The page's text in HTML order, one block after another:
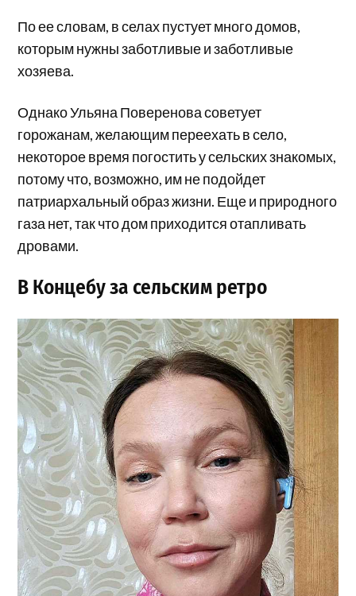
По ее словам, в селах пустует много домов,
которым нужны заботливые и заботливые
хозяева.
Однако Ульяна Поверенова советует
горожанам, желающим переехать в село,
некоторое время погостить у сельских знакомых,
потому что, возможно, им не подойдет
патриархальный образ жизни. Еще и природного
газа нет, так что дом приходится отапливать
дровами.
В Концебу за сельским ретро